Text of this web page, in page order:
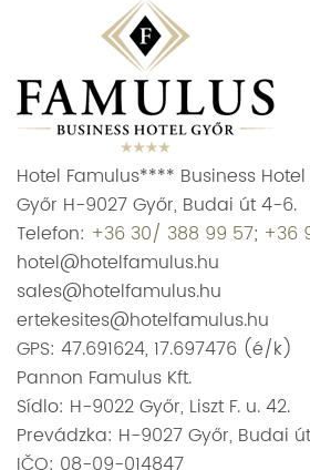
Hotel Famulus**** Business Hotel
Győr H-9027 Győr, Budai út 4-6.
Telefon: +36 30/ 388 99 57; +36
hotel@hotelfamulus.hu
sales@hotelfamulus.hu
ertekesites@hotelfamulus.hu
GPS: 47.691624, 17.697476 (é/k)
Pannon Famulus Kft.
Sídlo: H-9022 Győr, Liszt F. u. 42.
Prevádzka: H-9027 Győr, Budai